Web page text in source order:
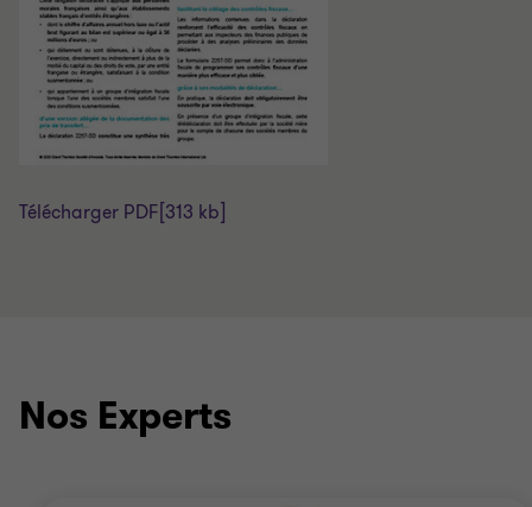
Télécharger PDF [313 kb]
Nos Experts